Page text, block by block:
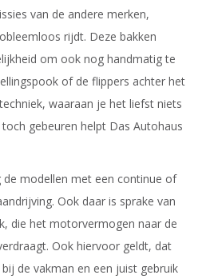
van de andere merken,
rijdt. Deze bakken
om ook nog handmatig te
of de flippers achter het
waaraan je het liefst niets
gebeuren helpt Das Autohaus
de modellen met een continue of
Ook daar is sprake van
die het motorvermogen naar de
Ook hiervoor geldt, dat
de vakman en een juist gebruik